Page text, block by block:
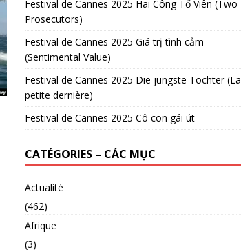
Festival de Cannes 2025 Hai Công Tố Viên (Two
Prosecutors)
Festival de Cannes 2025 Giá trị tình cảm
(Sentimental Value)
Festival de Cannes 2025 Die jüngste Tochter (La
petite dernière)
Festival de Cannes 2025 Cô con gái út
CATÉGORIES – CÁC MỤC
Actualité
(462)
Afrique
(3)